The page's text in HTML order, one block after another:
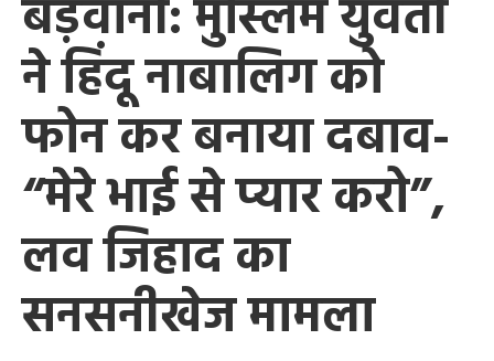
बड़वानी: मुस्लिम युवती
ने हिंदू नाबालिग को
फोन कर बनाया दबाव-
“मेरे भाई से प्यार करो”,
लव जिहाद का
सनसनीखेज मामला